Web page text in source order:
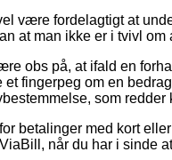
være fordelagtigt at
at man ikke er i tvivl
obs på, at ifald en
fingerpeg om en
som
betalinger med kort
når du har i sinde